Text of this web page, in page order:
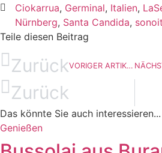
Ciokarrua, Germinal, Italien,
Nürnberg, Santa Candida,
Teile diesen Beitrag
Zurück VORIGER ARTIKEL
Zurück
Das könnte Sie auch interessieren...​
Genießen